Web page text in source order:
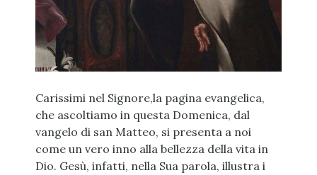
Carissimi nel Signore,la pagina evangelica,
che ascoltiamo in questa Domenica, dal
vangelo di san Matteo, si presenta a noi
come un vero inno alla bellezza della vita in
Dio. Gesù, infatti, nella Sua parola, illustra i